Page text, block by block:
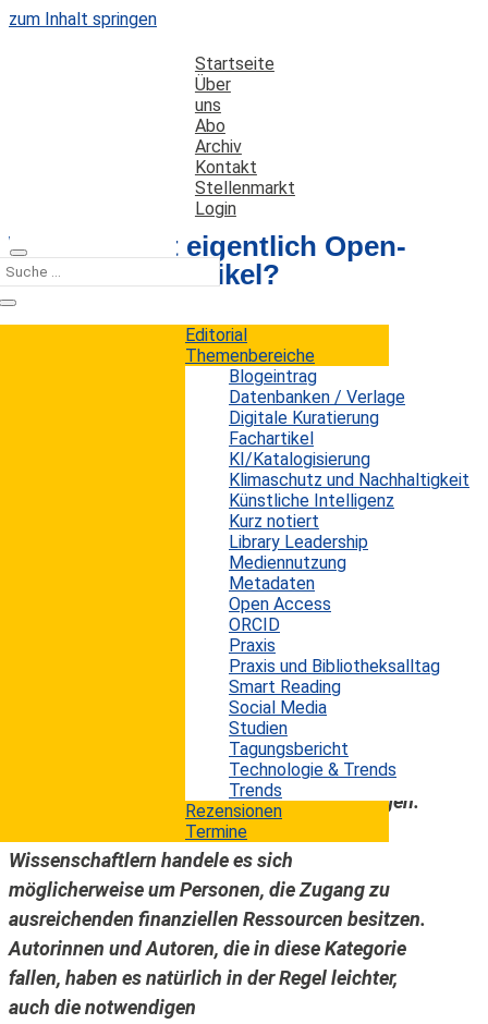
zum Inhalt springen
Startseite
Über
uns
Abo
Archiv
Kontakt
Stellenmarkt
Login
Editorial
Themenbereiche
Blogeintrag
Datenbanken / Verlage
Digitale Kuratierung
Fachartikel
KI/Katalogisierung
Klimaschutz und Nachhaltigkeit
Künstliche Intelligenz
Kurz notiert
Library Leadership
Mediennutzung
Metadaten
Open Access
ORCID
Praxis
Praxis und Bibliotheksalltag
Smart Reading
Social Media
Studien
Tagungsbericht
Technologie & Trends
Trends
Rezensionen
Termine
Wer schreibt eigentlich Open-
Access-Fachartikel?
Datum: 24. November 2020
Autor: Rafael Ball
Die Open-Access-Bewegung hat in den letzten
Jahren deutlich an Schwung gewonnen.
Langfristiges Ziel ist es, der Öffentlichkeit den
Großteil der Forschungsliteratur kostenfrei und
ohne Zugangsbeschränkungen zugänglich zu
machen. Damit soll Wissenschaft insgesamt
transparenter und demokratischer gemacht
werden. Bislang ist aber nicht klar, ob es durch
die als Open Access (OA) publizierten Inhalte zu
einer Demokratisierung in der Wissenschaft
gekommen ist. Manche vermuten, die OA-
Bewegung werde nur von bestimmten Gruppen
innerhalb der Wissenschaftsgemeinde getragen.
Bei diesen Wissenschaftlerinnen und
Wissenschaftlern handele es sich
möglicherweise um Personen, die Zugang zu
ausreichenden finanziellen Ressourcen besitzen.
Autorinnen und Autoren, die in diese Kategorie
fallen, haben es natürlich in der Regel leichter,
auch die notwendigen